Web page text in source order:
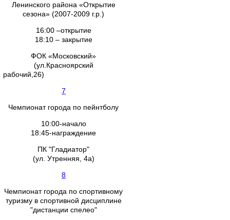
Ленинского района «Открытие
сезона» (2007-2009 г.р.)
16:00 –открытие
18:10 – закрытие
ФОК «Московский»
(ул.Красноярский
рабочий,26)
7
Чемпионат города по пейнтболу
10:00-начало
18:45-награждение
ПК "Гладиатор"
(ул. Утренняя, 4а)
8
Чемпионат города по спортивному
туризму в спортивной дисциплине
"дистанции спелео"